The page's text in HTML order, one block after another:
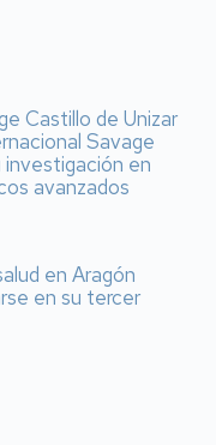
Castillo de Unizar
Savage
en
avanzados
en Aragón
en su tercer